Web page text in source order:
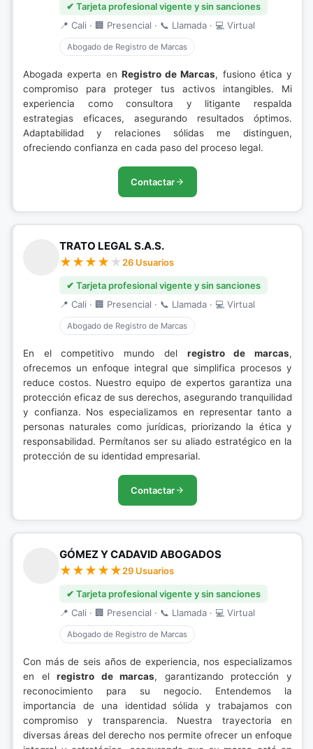
✔ Tarjeta profesional vigente y sin sanciones
📍 Cali · 🏢 Presencial · 📞 Llamada · 💻 Virtual
Abogado de Registro de Marcas
Abogada experta en Registro de Marcas, fusiono ética y
compromiso para proteger tus activos intangibles. Mi
experiencia como consultora y litigante respalda
estrategias eficaces, asegurando resultados óptimos.
Adaptabilidad y relaciones sólidas me distinguen,
ofreciendo confianza en cada paso del proceso legal.
Contactar
TRATO LEGAL S.A.S.
26 Usuarios
✔ Tarjeta profesional vigente y sin sanciones
📍 Cali · 🏢 Presencial · 📞 Llamada · 💻 Virtual
Abogado de Registro de Marcas
En el competitivo mundo del registro de marcas,
ofrecemos un enfoque integral que simplifica procesos y
reduce costos. Nuestro equipo de expertos garantiza una
protección eficaz de sus derechos, asegurando tranquilidad
y confianza. Nos especializamos en representar tanto a
personas naturales como jurídicas, priorizando la ética y
responsabilidad. Permítanos ser su aliado estratégico en la
protección de su identidad empresarial.
Contactar
GÓMEZ Y CADAVID ABOGADOS
29 Usuarios
✔ Tarjeta profesional vigente y sin sanciones
📍 Cali · 🏢 Presencial · 📞 Llamada · 💻 Virtual
Abogado de Registro de Marcas
Con más de seis años de experiencia, nos especializamos
en elregistro de marcas, garantizando protección y
reconocimiento para su negocio. Entendemos la
importancia de una identidad sólida y trabajamos con
compromiso y transparencia. Nuestra trayectoria en
diversas áreas del derecho nos permite ofrecer un enfoque